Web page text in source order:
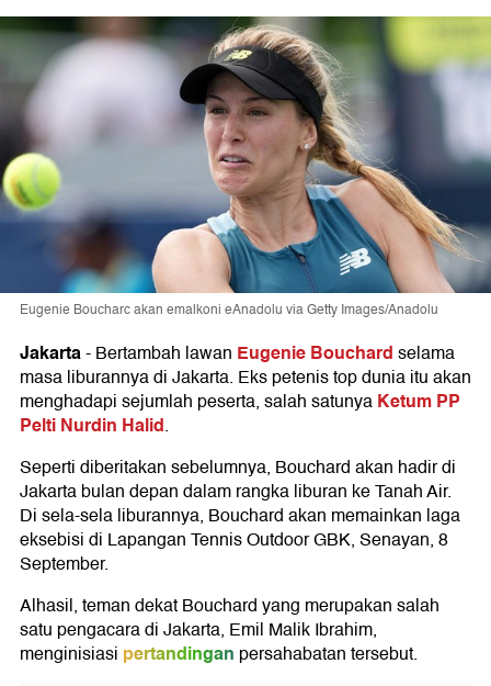
Eugenie Boucharc akan emalkoni eAnadolu via Getty Images/Anadolu
Jakarta-Bertambah lawan Eugenie Bouchardselama
masa liburannya di Jakarta. Eks petenis top dunia itu akan
menghadapi sejumlah peserta, salah satunyaKetum PP
Pelti Nurdin Halid.
Seperti diberitakan sebelumnya, Bouchard akan hadir di
Jakarta bulan depan dalam rangka liburan ke Tanah Air.
Di sela-sela liburannya, Bouchard akan memainkan laga
eksebisi di Lapangan Tennis Outdoor GBK, Senayan, 8
September.
Alhasil, teman dekat Bouchard yang merupakan salah
satu pengacara di Jakarta, Emil Malik Ibrahim,
menginisiasi pertandingan persahabatan tersebut.